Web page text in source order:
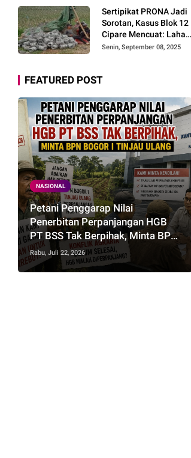
Sertipikat PRONA Jadi
Sorotan, Kasus Blok 12
Cipare Mencuat: Lahan
Petani Pancawati
Senin, September 08, 2025
FEATURED POST
NASIONAL
Petani Penggarap Nilai
Penerbitan Perpanjangan HGB
PT BSS Tak Berpihak, Minta BPN
Bogor I Tinjau Ulang
Rabu, Juli 22, 2026